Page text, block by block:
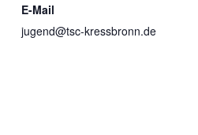
E-Mail
jugend@tsc-kressbronn.de